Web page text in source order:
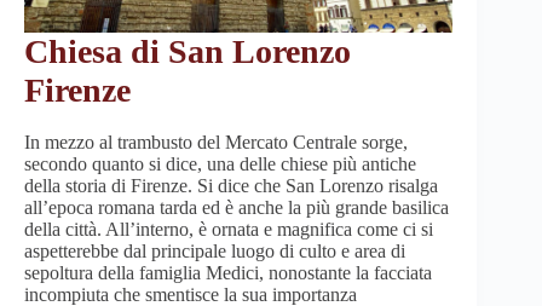
Chiesa di San Lorenzo
Firenze
In mezzo al trambusto del Mercato Centrale sorge,
secondo quanto si dice, una delle chiese più antiche
della storia di Firenze. Si dice che San Lorenzo risalga
all’epoca romana tarda ed è anche la più grande basilica
della città. All’interno, è ornata e magnifica come ci si
aspetterebbe dal principale luogo di culto e area di
sepoltura della famiglia Medici, nonostante la facciata
incompiuta che smentisce la sua importanza